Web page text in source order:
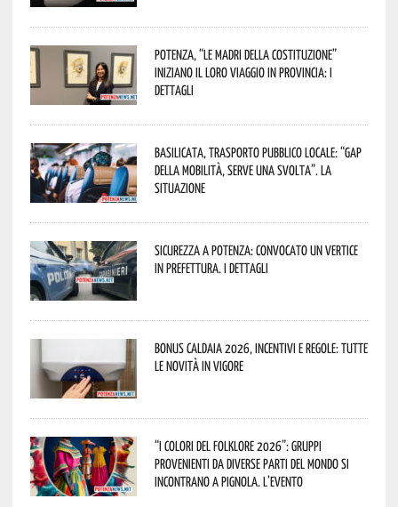
Potenza, “Le Madri della Costituzione”
iniziano il loro viaggio in provincia: i
dettagli
Basilicata, trasporto pubblico locale: “Gap
della mobilità, serve una svolta”. La
situazione
Sicurezza a Potenza: convocato un vertice
in Prefettura. I dettagli
Bonus caldaia 2026, incentivi e regole: tutte
le novità in vigore
“I Colori del Folklore 2026”: gruppi
provenienti da diverse parti del mondo si
incontrano a Pignola. L’evento